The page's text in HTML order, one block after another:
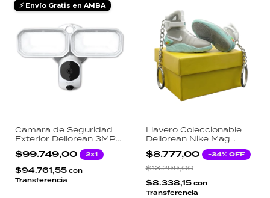
⚡ Envío Gratis en AMBA
Camara de Seguridad
Exterior Dellorean 3MP
Super HD WiFi IP66
Reflector LED 3000LM
$99.749,00 2x1
$94.761,55 con
Transferencia
Llavero Coleccionable
Dellorean Nike Mag
Marty McFly Volver al
Futuro II Réplica Oficial
con Mini Caja Temática
Diseño Retrofuturista
$8.777,00 -34% OFF
$13.299,00
$8.338,15 con
Transferencia